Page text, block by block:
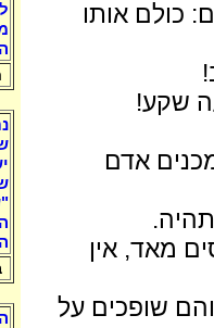
כולם אותו
שקע!
אדם
מאד, אין
שופכים על